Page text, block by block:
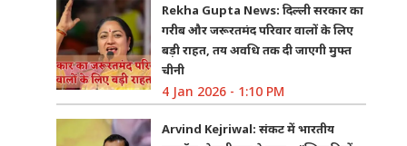
Rekha Gupta News: दिल्ली सरकार का
गरीब और जरूरतमंद परिवार वालों के लिए
बड़ी राहत, तय अवधि तक दी जाएगी मुफ्त
चीनी
4 Jan 2026 - 1:10 PM
Arvind Kejriwal: संकट में भारतीय